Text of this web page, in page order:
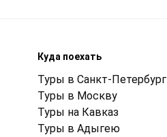
Куда поехать
Туры в Санкт-Петербург
Туры в Москву
Туры на Кавказ
Туры в Адыгею